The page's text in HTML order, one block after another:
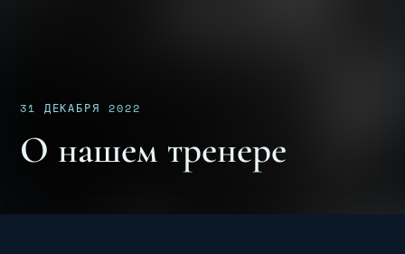
31 ДЕКАБРЯ 2022
О нашем тренере